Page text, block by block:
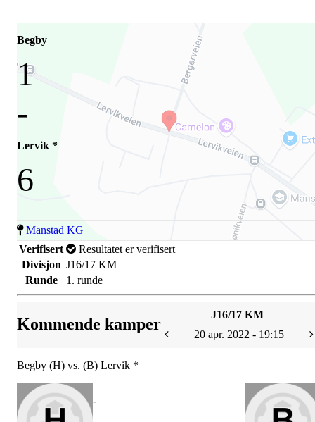
Begby
1
-
Lervik *
6
Manstad KG
Verifisert
Resultatet er verifisert
Divisjon J16/17 KM
Runde
1. runde
Kommende kamper
J16/17 KM
20 apr. 2022 - 19:15
Begby (H) vs. (B) Lervik *
-